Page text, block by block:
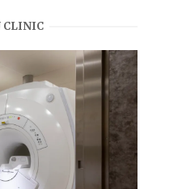
CLINIC